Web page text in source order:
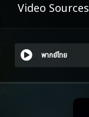
Video Sources
พากย์ไทย